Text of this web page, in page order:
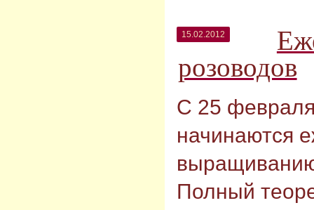
15.02.2012
розоводов
С 25
начинаются
Полный